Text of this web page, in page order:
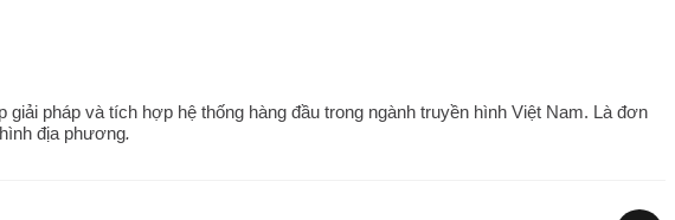
giải pháp và tích hợp hệ thống hàng đầu trong ngành truyền hình Việt Nam. Là đơn
địa phương.